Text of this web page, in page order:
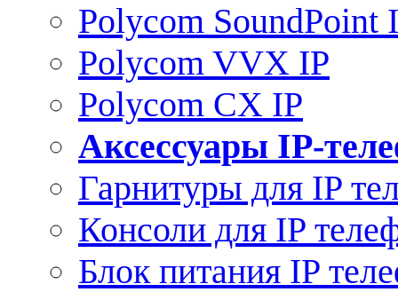
Polycom SoundPoint
Polycom VVX IP
Polycom CX IP
Аксессуары IP-
Гарнитуры для IP
Консоли для IP
Блок питания IP